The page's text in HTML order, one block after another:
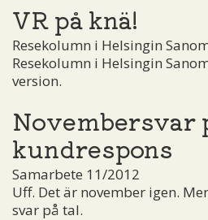
VR på knä!
Resekolumn i Helsingin
Resekolumn i Helsingin
version.
Novembersvar
kundrespons
Samarbete 11/2012
Uff. Det är november igen.
svar på tal.